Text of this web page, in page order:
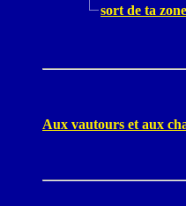
sort de ta
Aux vautours et aux